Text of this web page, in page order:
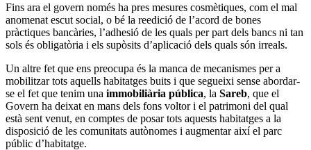
Fins ara el govern només ha pres mesures cosmètiques, com el mal
anomenat escut social, o bé la reedició de l’acord de bones
pràctiques bancàries, l’adhesió de les quals per part dels bancs ni tan
sols és obligatòria i els supòsits d’aplicació dels quals són irreals.
Un altre fet que ens preocupa és la manca de mecanismes per a
mobilitzar tots aquells habitatges buits i que segueixi sense abordar-
se el fet que tenim una immobiliària pública, la Sareb, que el
Govern ha deixat en mans dels fons voltor i el patrimoni del qual
està sent venut, en comptes de posar tots aquests habitatges a la
disposició de les comunitats autònomes i augmentar així el parc
públic d’habitatge.